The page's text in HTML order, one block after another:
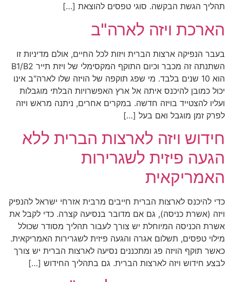
תהליך הגשת הבקשה. סוגי טפסים להוצאת […]
הארכת ויזה לארה"ב
בעבר הנפיקה ארצות הברית ויזות לכל החיים, אולם מדיניות זו
השתנתה זה מכבר וכיום התוקף המקסימלי של ויזת תייר B1/B2
הוא 10 שנים בלבד. מי שפג תוקפה של הויזה שלו לארה"ב אינו
יכול כמובן להיכנס איתה אל ארץ האפשרויות הבלתי מוגבלות
ועליו להצטייד בויזה חדשה. במקרים אחרים, ניתנה מראש ויזה
לפרק זמן מוגבל ואם בעל […]
חידוש ויזה לארצות הברית ללא
הגעה פיזית לשגרירות
האמריקאית
כדי להיכנס לארצות הברית חייבים מרבית אזרחי ישראל להנפיק
ויזה (אשרת כניסה), גם אם מדובר בנסיעה קצרה. כדי לקבל את
אשרת הכניסה המיוחלת יש צורך לעבור תהליך מסודר שכולל
מילוי טפסים, תשלום אגרה והגעה פיזית לשגרירות האמריקאית.
כאשר תוקף הויזה פג ומתכננים נסיעה לארצות הברית יש צורך
לבצע חידוש ויזה לארצות הברית. גם בתהליך החידוש […]